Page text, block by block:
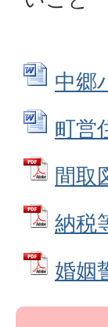
中郷
町営
間取
納税
婚姻